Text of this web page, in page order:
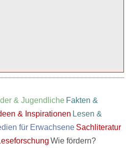
& Jugendliche Fakten &
& Inspirationen Lesen &
für Erwachsene Sachliteratur
Wie fördern?